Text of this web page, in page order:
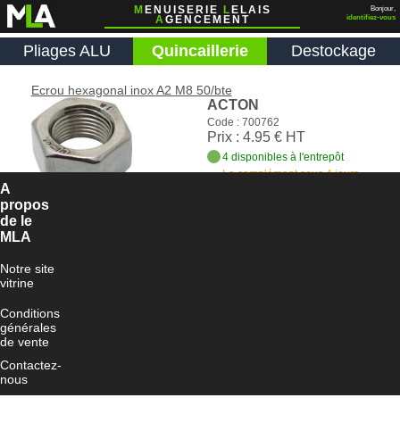
M ENUISERIE L ELAIS
AGENCEMENT
Bonjour,
identifiez-vous
Pliages ALU Quincaillerie Destockage
Ecrou hexagonal inox A2 M8 50/bte
ACTON
Code : 700762
Prix : 4.95 € HT
4 disponibles à l'entrepôt
Le complément sous 4 jours
A
propos
de le
MLA
Notre site
vitrine
Conditions
générales
de vente
Contactez-
nous